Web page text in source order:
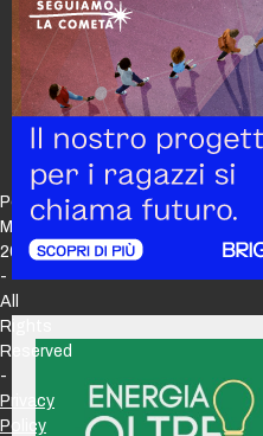
Policy
Maker
2026
-
All
Rights
Reserved
-
Privacy
Policy